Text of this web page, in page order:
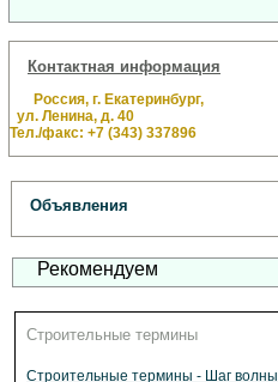
Контактная информация
Россия, г. Екатеринбург,
ул. Ленина, д. 40
Тел./факс: +7 (343) 337896
Объявления
Рекомендуем
Строительные термины
Строительные термины - Шаг волны